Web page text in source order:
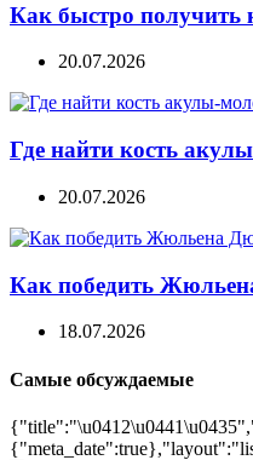
Как быстро получить
20.07.2026
Где найти кость
20.07.2026
Как победить
18.07.2026
Самые обсуждаемые